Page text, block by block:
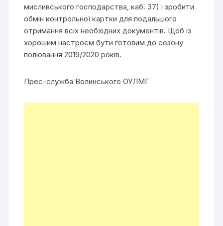
мисливського господарства, каб. 37) і зробити
обмін контрольної картки для подальшого
отримання всіх необхідних документів. Щоб із
хорошим настроєм бути готовим до сезону
полювання 2019/2020 років.
Прес-служба Волинського ОУЛМГ